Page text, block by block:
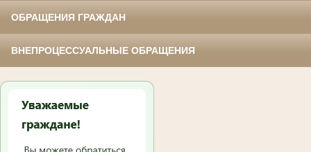
ОБРАЩЕНИЯ ГРАЖДАН
ВНЕПРОЦЕССУАЛЬНЫЕ ОБРАЩЕНИЯ